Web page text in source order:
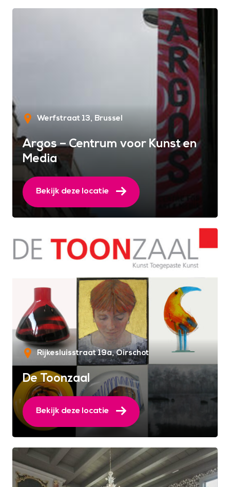
Werfstraat 13 Brussel
Argos – Centrum voor Kunst en
Media
Bekijk deze locatie
Rijkesluisstraat 19a Oirschot
De Toonzaal
Bekijk deze locatie